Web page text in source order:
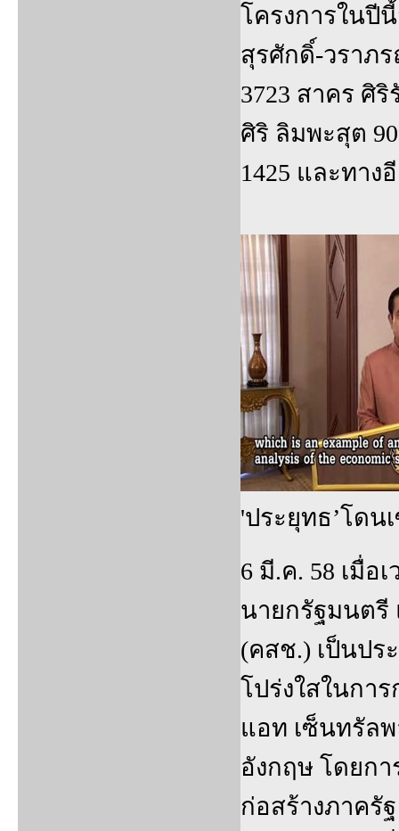
โครงการในปี
สุรศักดิ์-วราภร
3723 สาคร ศิริ
ศิริ ลิมพะสุต
1425 และทางอี
'ประยุทธ’โด
6 มี.ค. 58 เมื่อ
นายกรัฐมนต
(คสช.) เป็นปร
โปร่งใสในกา
แอท เซ็นทรัล
อังกฤษ โดยกา
ก่อสร้างภาครั